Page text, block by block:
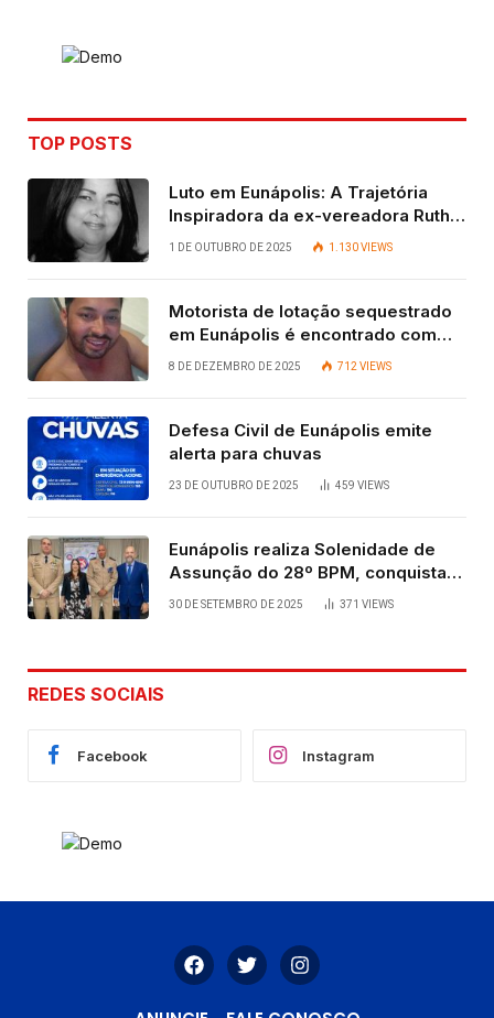
TOP POSTS
Luto em Eunápolis: A Trajetória
Inspiradora da ex-vereadora Ruth
Contadora
1 DE OUTUBRO DE 2025 1.130VIEWS
Motorista de lotação sequestrado
em Eunápolis é encontrado com
vida após quatro dias.
8 DE DEZEMBRO DE 2025 712 VIEWS
Defesa Civil de Eunápolis emite
alerta para chuvas
23 DE OUTUBRO DE 2025 459 VIEWS
Eunápolis realiza Solenidade de
Assunção do 28º BPM, conquista
viabilizada por articulação política
30 DE SETEMBRO DE 2025 371 VIEWS
REDES SOCIAIS
Facebook Instagram